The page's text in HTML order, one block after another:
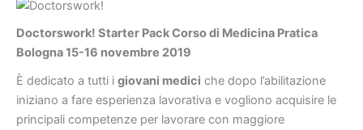
Doctorswork! Starter Pack Corso di Medicina Pratica
Bologna 15-16 novembre 2019
È dedicato a tutti i giovani medici che dopo l’abilitazione
iniziano a fare esperienza lavorativa e vogliono acquisire le
principali competenze per lavorare con maggiore